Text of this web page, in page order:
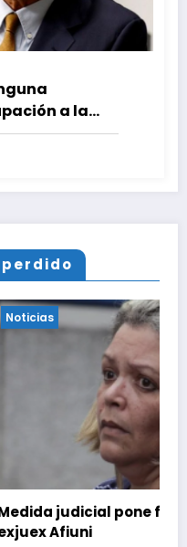
a la
a la causa contra la